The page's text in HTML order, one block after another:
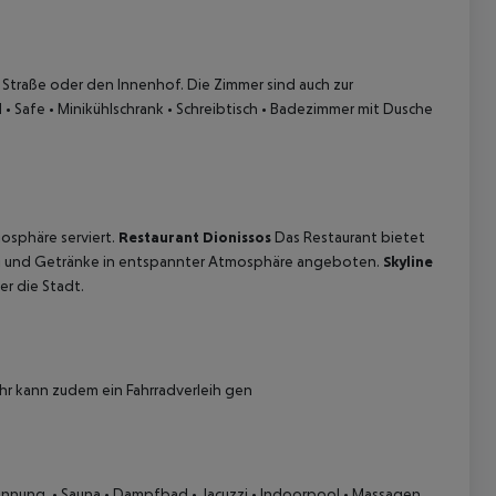
oder den Innenhof. Die Zimmer sind auch zur
• Safe • Minikühlschrank • Schreibtisch • Badezimmer mit Dusche
serviert. Restaurant Dionissos Das Restaurant bietet
und Getränke in entspannter Atmosphäre angeboten. Skyline
die Stadt.
kann zudem ein Fahrradverleih gen